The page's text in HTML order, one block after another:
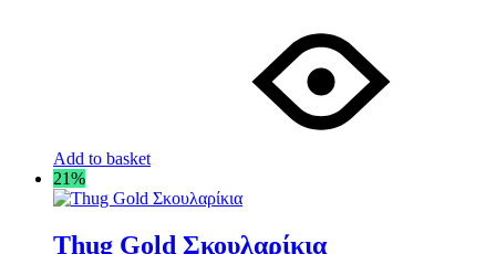
Add to basket
21%
Thug Gold Σκουλαρίκια